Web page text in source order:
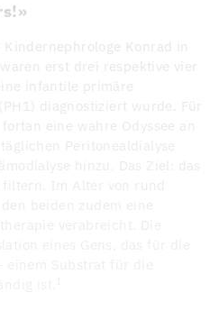
Konrad in
erst drei respektive vier
infantile primäre